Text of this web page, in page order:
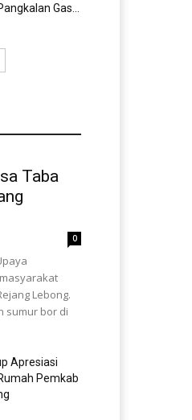
Gas...
Taba
0
Lebong.
sumur bor di
Apresiasi
Pemkab